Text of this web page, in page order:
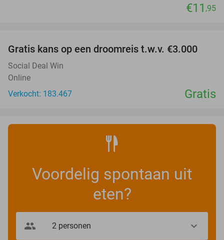
€11 ,95
Gratis kans op een droomreis t.w.v. €3.000
Social Deal Win
Online
Verkocht: 183.467
Gratis
Voordelig spontaan uit
eten?